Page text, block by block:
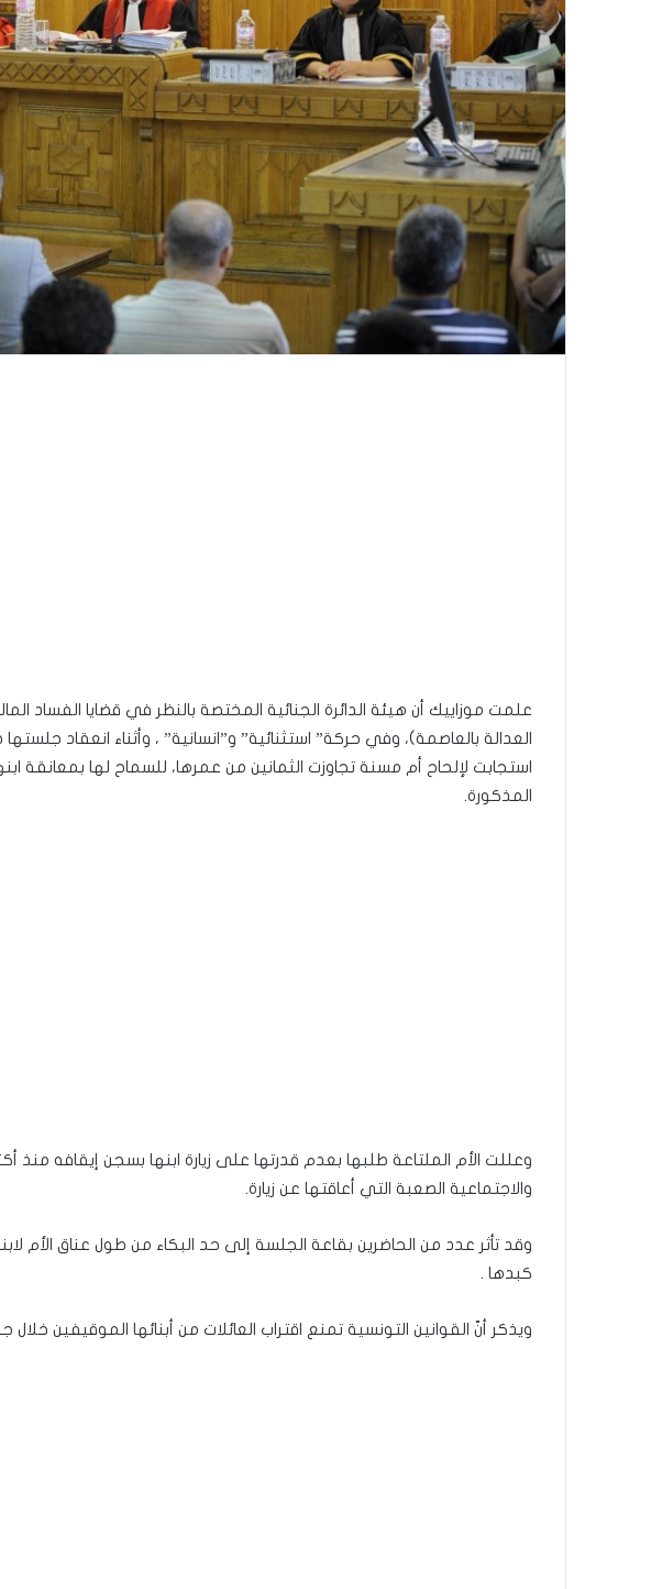
علمت موزاييك أن هيئة الدائرة الجنائية المختصة بالنظر في قضايا الفساد
استجابت لإلحاح أم مسنة تجاوزت الثمانين من عمرها، للسماح لها بمعانقة
المذكورة.
وعللت الأم الملتاعة طلبها بعدم قدرتها على زيارة ابنها بسجن إيقافه
والاجتماعية الصعبة التي أعاقتها عن زيارة.
وقد تأثر عدد من الحاضرين بقاعة الجلسة إلى حد البكاء من طول عناق الأم
كبدها .
ويذكر أنّ القوانين التونسية تمنع اقتراب العائلات من أبنائها الموقيفين